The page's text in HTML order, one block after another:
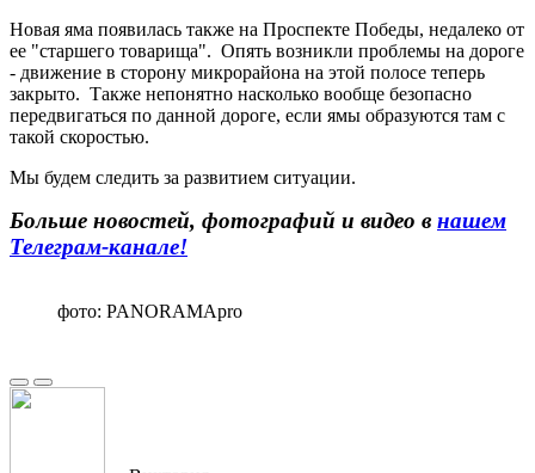
Новая яма появилась также на Проспекте Победы, недалеко от
ее "старшего товарища". Опять возникли проблемы на дороге
- движение в сторону микрорайона на этой полосе теперь
закрыто. Также непонятно насколько вообще безопасно
передвигаться по данной дороге, если ямы образуются там с
такой скоростью.
Мы будем следить за развитием ситуации.
Больше новостей, фотографий и видео в нашем
Телеграм-канале!
фото: PANORAMApro